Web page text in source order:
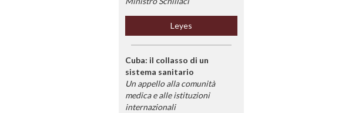
Leyes
Cuba: il collasso di un
sistema sanitario
Un appello alla comunità
medica e alle istituzioni
internazionali